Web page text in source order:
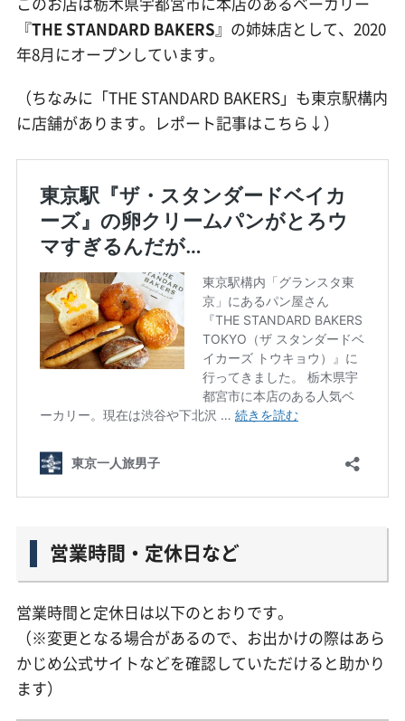
『THE STANDARD BAKERS 』の姉妹店として、2020
年8月にオープンしています。
（ちなみに「THE STANDARD BAKERS」も東京駅構内
に店舗があります。レポート記事はこちら↓）
営業時間・定休日など
営業時間と定休日は以下のとおりです。
（※変更となる場合があるので、お出かけの際はあら
かじめ公式サイトなどを確認していただけると助かり
ます）